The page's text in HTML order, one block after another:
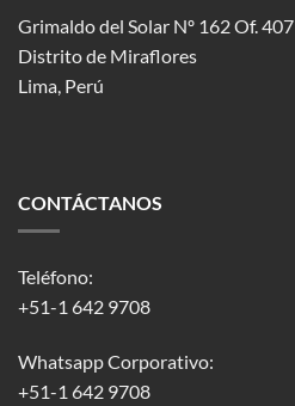
Grimaldo del Solar Nº 162 Of. 407
Distrito de Miraflores
Lima, Perú
CONTÁCTANOS
Teléfono:
+51-1 642 9708
Whatsapp Corporativo:
+51-1 642 9708